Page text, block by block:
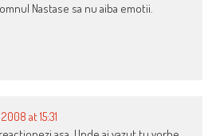
Nastase sa nu aiba emotii.
at 15:31